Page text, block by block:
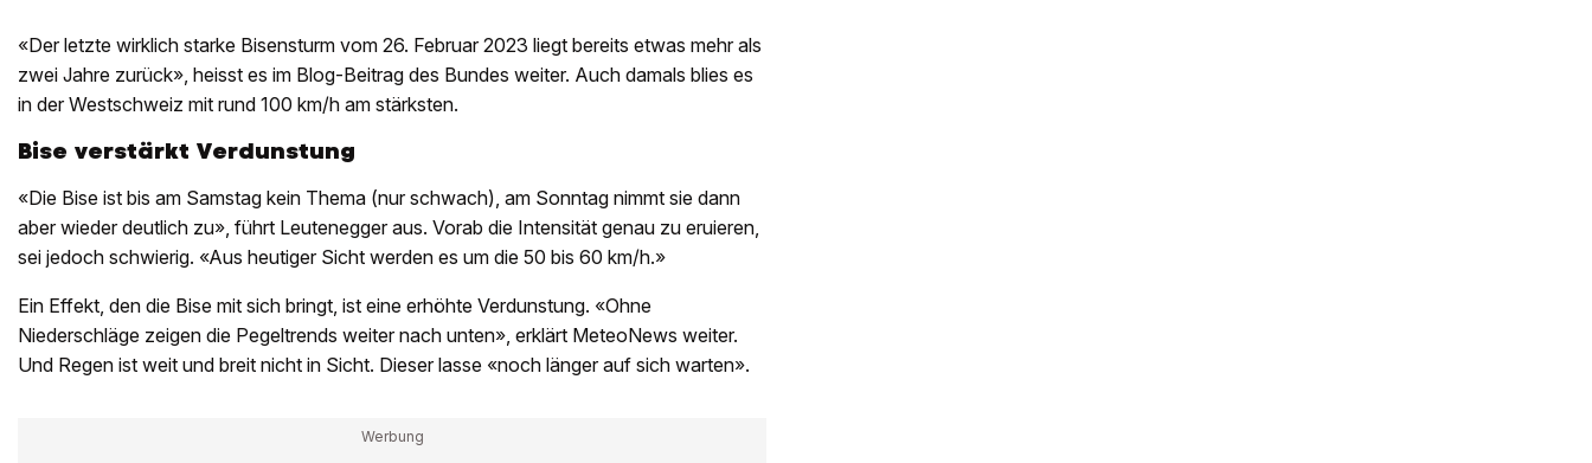
«Der letzte wirklich starke Bisensturm vom 26. Februar 2023 liegt bereits etwas mehr als
zwei Jahre zurück», heisst es im Blog-Beitrag des Bundes weiter. Auch damals blies es
in der Westschweiz mit rund 100 km/h am stärksten.
Bise verstärkt Verdunstung
«Die Bise ist bis am Samstag kein Thema (nur schwach), am Sonntag nimmt sie dann
aber wieder deutlich zu», führt Leutenegger aus. Vorab die Intensität genau zu eruieren,
sei jedoch schwierig. «Aus heutiger Sicht werden es um die 50 bis 60 km/h.»
Ein Effekt, den die Bise mit sich bringt, ist eine erhöhte Verdunstung. «Ohne
Niederschläge zeigen die Pegeltrends weiter nach unten», erklärt MeteoNews weiter.
Und Regen ist weit und breit nicht in Sicht. Dieser lasse «noch länger auf sich warten».